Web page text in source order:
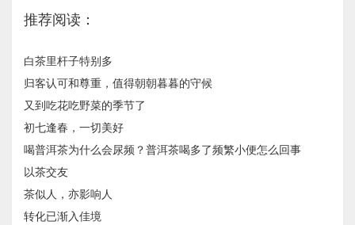
推荐阅读：
白茶里杆子特别多
归客认可和尊重，值得朝朝暮暮的守候
又到吃花吃野菜的季节了
初七逢春，一切美好
喝普洱茶为什么会尿频？普洱茶喝多了频繁小便怎么回事
以茶交友
茶似人，亦影响人
转化已渐入佳境